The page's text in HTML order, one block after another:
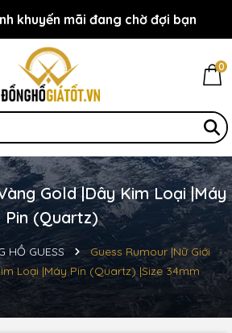
bạn đến với Đồnghồgiátốt.vn!
khuyến mãi đang chờ đợi bạn
0
Gold |Dây Kim Loại |Máy
Pin (Quartz)
HỒ GUESS
Guess Rumour |Nữ Giới
Loại |Máy Pin (Quartz) |Size 34mm